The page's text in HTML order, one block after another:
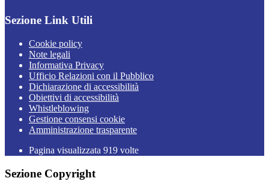
Sezione Link Utili
Cookie policy
Note legali
Informativa Privacy
Ufficio Relazioni con il Pubblico
Dichiarazione di accessibilità
Obiettivi di accessibilità
Whistleblowing
Gestione consensi cookie
Amministrazione trasparente
Pagina visualizzata 919 volte
Sezione Copyright